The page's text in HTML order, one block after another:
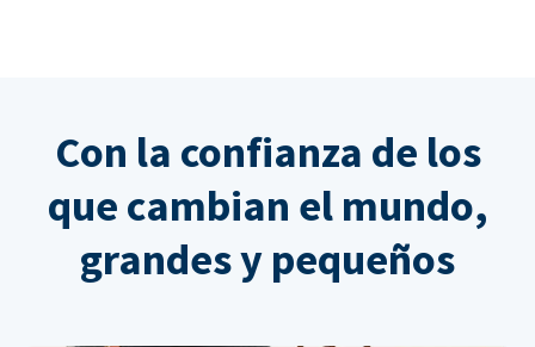
Con la confianza de los
que cambian el mundo,
grandes y pequeños